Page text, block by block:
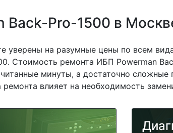
Back-Pro-1500 в
уверены на разумные цены по всем
Стоимость ремонта ИБП Powerman
минуты, а достаточно
влияет на необходимость